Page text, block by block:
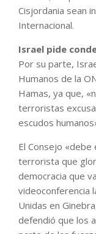
Cisjordania sean
Internacional.
Israel pide
Por su parte,
Humanos de la
Hamas, ya que,
terroristas
escudos
El Consejo
terrorista que
democracia que
videoconferencia
Unidas en
defendió que los